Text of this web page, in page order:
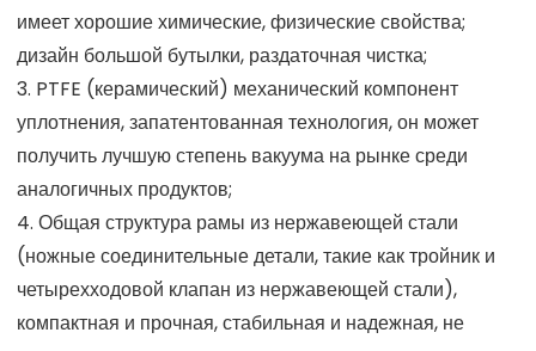
имеет хорошие химические, физические свойства;
дизайн большой бутылки, раздаточная чистка;
3. PTFE (керамический) механический компонент
уплотнения, запатентованная технология, он может
получить лучшую степень вакуума на рынке среди
аналогичных продуктов;
4. Общая структура рамы из нержавеющей стали
(ножные соединительные детали, такие как тройник и
четырехходовой клапан из нержавеющей стали),
компактная и прочная, стабильная и надежная, не